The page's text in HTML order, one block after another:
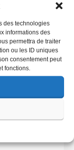
des technologies
informations des
permettra de traiter
ou les ID uniques
consentement peut
fonctions.
Tags